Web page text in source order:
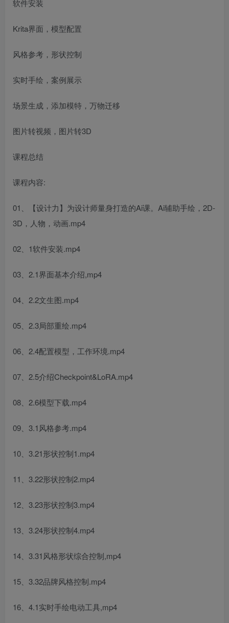
软件安装
Krita界面，模型配置
风格参考，形状控制
实时手绘，案例展示
场景生成，添加模特，万物迁移
图片转视频，图片转3D
课程总结
课程内容:
01、【设计力】为设计师量身打造的Ai课。Ai辅助手绘，2D-
3D，人物，动画.mp4
02、1软件安装.mp4
03、2.1界面基本介绍,mp4
04、2.2文生图.mp4
05、2.3局部重绘.mp4
06、2.4配置模型，工作环境.mp4
07、2.5介绍Checkpoint&LoRA.mp4
08、2.6模型下载.mp4
09、3.1风格参考.mp4
10、3.21形状控制1.mp4
11、3.22形状控制2.mp4
12、3.23形状控制3.mp4
13、3.24形状控制4.mp4
14、3.31风格形状综合控制,mp4
15、3.32品牌风格控制.mp4
16、4.1实时手绘电动工具,mp4